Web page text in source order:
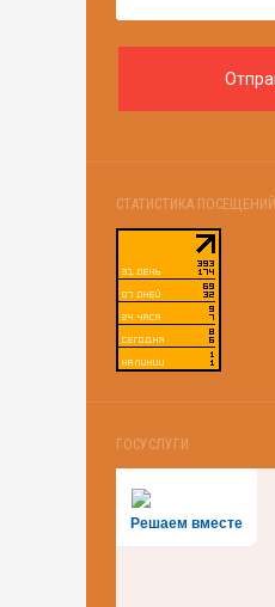
СТАТИСТИКА ПОСЕЩЕНИЙ
ГОСУСЛУГИ
Решаем вместе